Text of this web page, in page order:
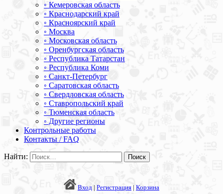
◦ Кемеровская область
◦ Краснодарский край
◦ Красноярский край
◦ Москва
◦ Московская область
◦ Оренбургская область
◦ Республика Татарстан
◦ Республика Коми
◦ Санкт-Петербург
◦ Саратовская область
◦ Свердловская область
◦ Ставропольский край
◦ Тюменская область
◦ Другие регионы
Контрольные работы
Контакты / FAQ
Найти:
Вход | Регистрация | Корзина